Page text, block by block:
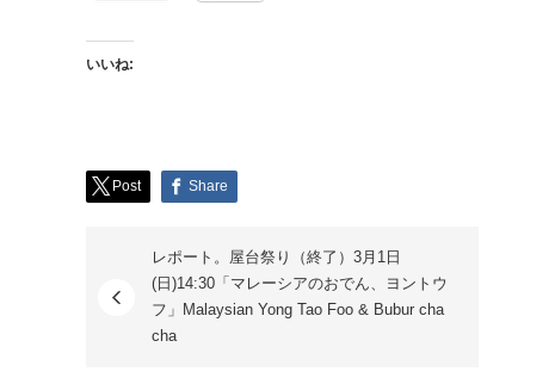
いいね:
Post Share
レポート。屋台祭り（終了）3月1日
(日)14:30「マレーシアのおでん、ヨントウ
フ」Malaysian Yong Tao Foo & Bubur cha
cha